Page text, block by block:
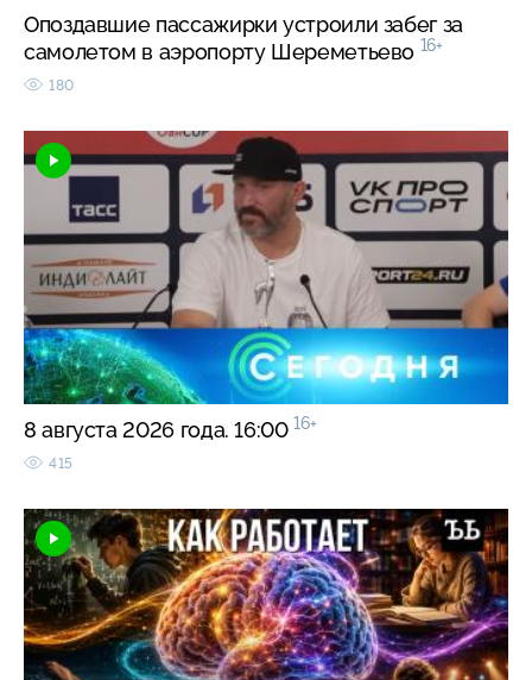
Опоздавшие пассажирки устроили забег за
самолетом в аэропорту Шереметьево 16+
180
8 августа 2026 года. 16:00 16+
415